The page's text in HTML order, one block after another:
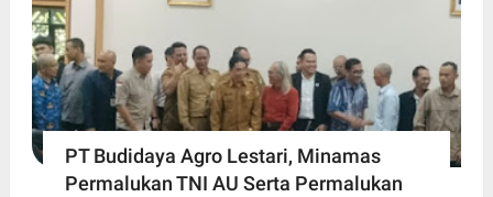
PT Budidaya Agro Lestari, Minamas
Permalukan TNI AU Serta Permalukan